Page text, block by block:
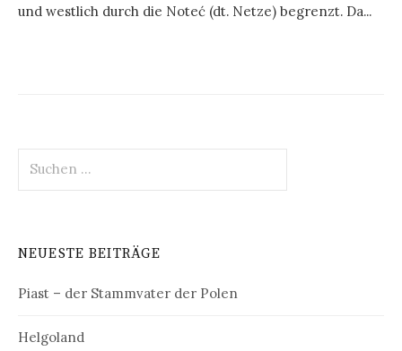
und westlich durch die Noteć (dt. Netze) begrenzt. Da...
nach:
NEUESTE BEITRÄGE
Piast – der Stammvater der Polen
Helgoland